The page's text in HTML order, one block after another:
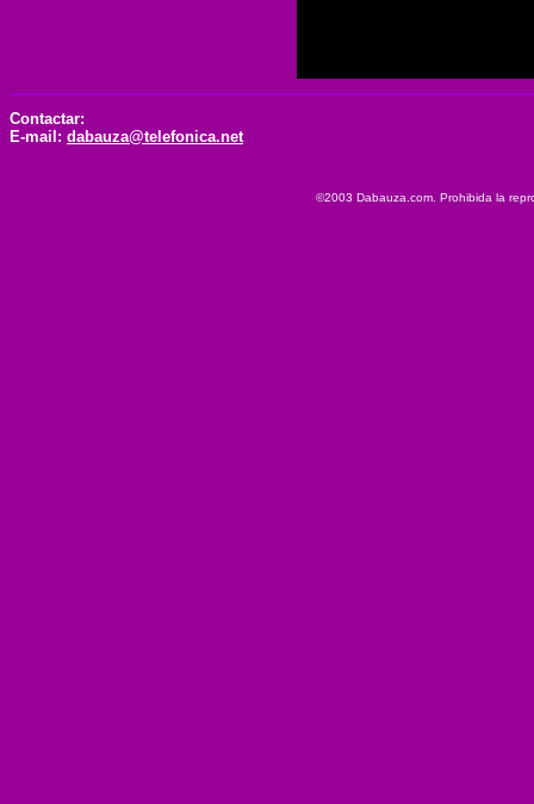
Contactar:
E-mail: dabauza@telefonica.net
©2003 Dabauza.com. Prohibida la